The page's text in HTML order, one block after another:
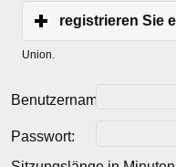
registrieren Sie
Union.
Benutzername:
Passwort: